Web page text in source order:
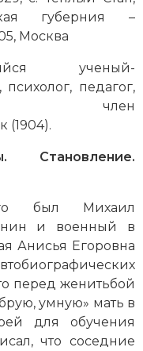
культуры
методология
губерния –
Москва
ученый-
психолог, педагог,
член
(1904).
был Михаил
и военный в
Анисья Егоровна
перед женитьбой
умную» мать в
для обучения
что соседние